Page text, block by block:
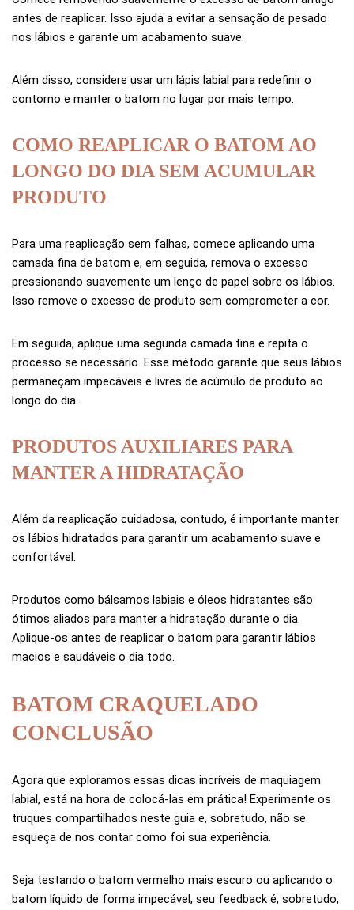
antes de reaplicar. Isso ajuda a evitar a sensação de pesado
nos lábios e garante um acabamento suave.
Além disso, considere usar um lápis labial para redefinir o
contorno e manter o batom no lugar por mais tempo.
COMO REAPLICAR O BATOM AO
LONGO DO DIA SEM ACUMULAR
PRODUTO
Para uma reaplicação sem falhas, comece aplicando uma
camada fina de batom e, em seguida, remova o excesso
pressionando suavemente um lenço de papel sobre os lábios.
Isso remove o excesso de produto sem comprometer a cor.
Em seguida, aplique uma segunda camada fina e repita o
processo se necessário. Esse método garante que seus lábios
permaneçam impecáveis e livres de acúmulo de produto ao
longo do dia.
PRODUTOS AUXILIARES PARA
MANTER A HIDRATAÇÃO
Além da reaplicação cuidadosa, contudo, é importante manter
os lábios hidratados para garantir um acabamento suave e
confortável.
Produtos como bálsamos labiais e óleos hidratantes são
ótimos aliados para manter a hidratação durante o dia.
Aplique-os antes de reaplicar o batom para garantir lábios
macios e saudáveis o dia todo.
BATOM CRAQUELADO
CONCLUSÃO
Agora que exploramos essas dicas incríveis de maquiagem
labial, está na hora de colocá-las em prática! Experimente os
truques compartilhados neste guia e, sobretudo, não se
esqueça de nos contar como foi sua experiência.
Seja testando o batom vermelho mais escuro ou aplicando o
batom líquido de forma impecável, seu feedback é, sobretudo,